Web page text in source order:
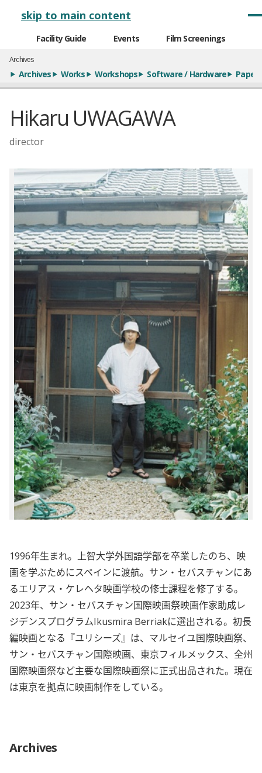
skip to main content
Facility Guide Events Film Screenings
Archives
Archives Works Workshops Software / Hardware Papers
Hikaru UWAGAWA
director
1996年生まれ。上智大学外国語学部を卒業したのち、映
画を学ぶためにスペインに渡航。サン・セバスチャンにあ
るエリアス・ケレヘタ映画学校の修士課程を修了する。
2023年、サン・セバスチャン国際映画祭映画作家助成レ
ジデンスプログラムIkusmira Berriakに選出される。初長
編映画となる『ユリシーズ』は、マルセイユ国際映画祭、
サン・セバスチャン国際映画、東京フィルメックス、全州
国際映画祭など主要な国際映画祭に正式出品された。現在
は東京を拠点に映画制作をしている。
Archives